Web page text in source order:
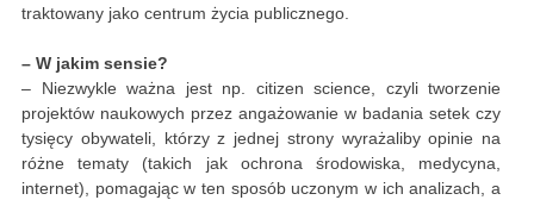
traktowany jako centrum życia publicznego.
– W jakim sensie?
– Niezwykle ważna jest np. citizen science, czyli tworzenie
projektów naukowych przez angażowanie w badania setek czy
tysięcy obywateli, którzy z jednej strony wyrażaliby opinie na
różne tematy (takich jak ochrona środowiska, medycyna,
internet), pomagając w ten sposób uczonym w ich analizach, a